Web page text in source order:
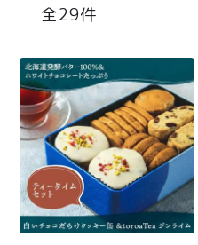
ョコラ
とろ生シュー
クッキー缶
紅茶toroaTeaギフト
お誕生日セット
29